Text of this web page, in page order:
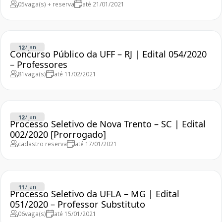
05vaga(s) + reserva até 21/01/2021
12/ jan
Concurso Público da UFF – RJ | Edital 054/2020
– Professores
81vaga(s) até 11/02/2021
12/ jan
Processo Seletivo de Nova Trento – SC | Edital
002/2020 [Prorrogado]
cadastro reserva até 17/01/2021
11 / jan
Processo Seletivo da UFLA – MG | Edital
051/2020 – Professor Substituto
06vaga(s) até 15/01/2021